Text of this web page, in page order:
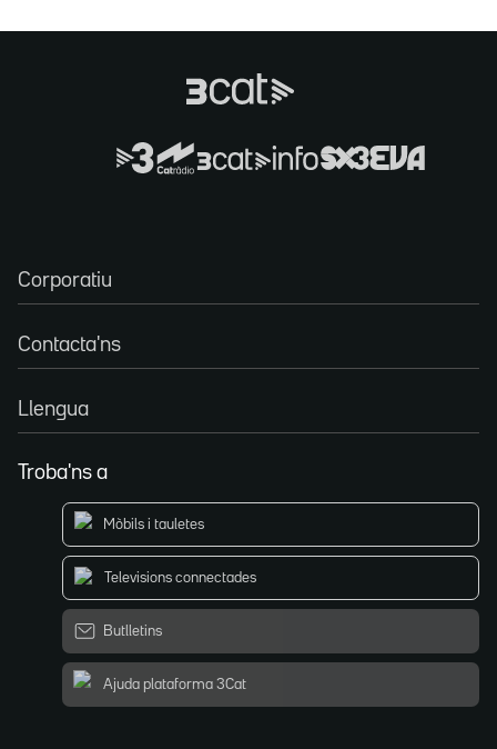
Corporatiu
Contacta'ns
Llengua
Troba'ns a
Mòbils i tauletes
Televisions connectades
Butlletins
Ajuda plataforma 3Cat